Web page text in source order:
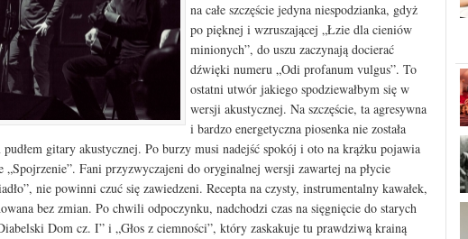
na całe szczęście jedyna niespodzianka, gdyż
po pięknej i wzruszającej „Łzie dla cieniów
minionych”, do uszu zaczynają docierać
dźwięki numeru „Odi profanum vulgus”. To
ostatni utwór jakiego spodziewałbym się w
wersji akustycznej. Na szczęście, ta agresywna
i bardzo energetyczna piosenka nie została
gitary akustycznej. Po burzy musi nadejść spokój i oto na krążku pojawia
„Spojrzenie”. Fani przyzwyczajeni do oryginalnej wersji zawartej na płycie
nie powinni czuć się zawiedzeni. Recepta na czysty, instrumentalny kawałek,
bez zmian. Po chwili odpoczynku, nadchodzi czas na sięgnięcie do starych
Dom cz. I” i „Głos z ciemności”, który zaskakuje tu prawdziwą krainą